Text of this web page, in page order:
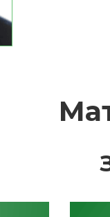
После